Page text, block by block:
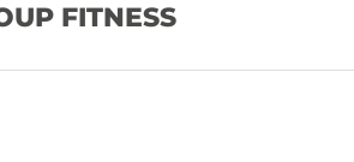
FITNESS